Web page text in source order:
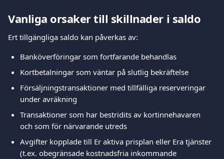
Vanliga orsaker till skillnader i saldo
Ert tillgängliga saldo kan påverkas av:
Banköverföringar som fortfarande behandlas
Kortbetalningar som väntar på slutlig bekräftelse
Försäljningstransaktioner med tillfälliga reserveringar
under avräkning
Transaktioner som har bestridits av kortinnehavaren
och som för närvarande utreds
Avgifter kopplade till Er aktiva prisplan eller Era tjänster
(t.ex. obegränsade kostnadsfria inkommande